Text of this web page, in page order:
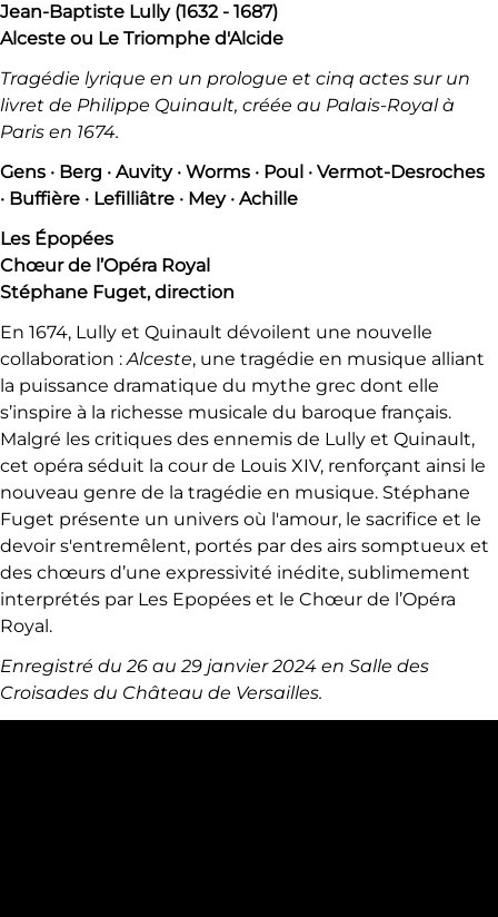
Jean-Baptiste Lully (1632 - 1687)
Alceste ou Le Triomphe d'Alcide
Tragédie lyrique en un prologue et cinq actes sur un
livret de Philippe Quinault, créée au Palais-Royal à
Paris en 1674.
Gens · Berg · Auvity · Worms · Poul · Vermot-Desroches
· Buffière · Lefilliâtre · Mey · Achille
Les Épopées
Chœur de l’Opéra Royal
Stéphane Fuget, direction
En 1674, Lully et Quinault dévoilent une nouvelle
collaboration :Alceste, une tragédie en musique alliant
la puissance dramatique du mythe grec dont elle
s’inspire à la richesse musicale du baroque français.
Malgré les critiques des ennemis de Lully et Quinault,
cet opéra séduit la cour de Louis XIV, renforçant ainsi le
nouveau genre de la tragédie en musique. Stéphane
Fuget présente un univers où l'amour, le sacrifice et le
devoir s'entremêlent, portés par des airs somptueux et
des chœurs d’une expressivité inédite, sublimement
interprétés par Les Epopées et le Chœur de l’Opéra
Royal.
Enregistré du 26 au 29 janvier 2024 en Salle des
Croisades du Château de Versailles.